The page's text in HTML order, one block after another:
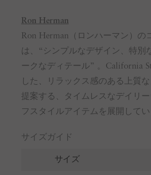
Ron Herman
Ron Herman（ロンハーマン）の
は、“シンプルなデザイン、特別
ークなディテール” 。California
した、リラックス感のある上質
提案する、タイムレスなデイリ
フスタイルアイテムを展開してい
サイズガイド
サイズ